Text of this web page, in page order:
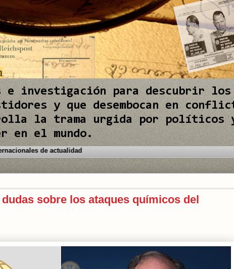
e investigación para descubrir los
y que desembocan en
la trama urgida por políticos
en el mundo.
de los conflictos internacionales de actualidad
sobre los ataques químicos del